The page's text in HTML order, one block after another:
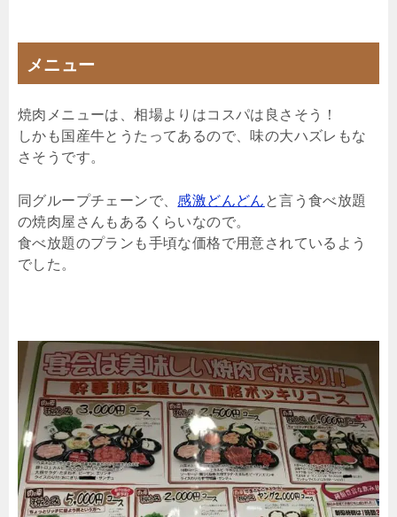
メニュー
焼肉メニューは、相場よりはコスパは良さそう！
しかも国産牛とうたってあるので、味の大ハズレもな
さそうです。
同グループチェーンで、感激どんどん と言う食べ放題
の焼肉屋さんもあるくらいなので。
食べ放題のプランも手頃な価格で用意されているよう
でした。